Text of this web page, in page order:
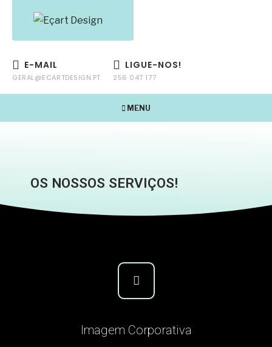
E-MAIL
GERAL@ECARTDESIGN.PT
LIGUE-NOS!
256 047 177
MENU
OS NOSSOS SERVIÇOS!
Imagem Corporativa